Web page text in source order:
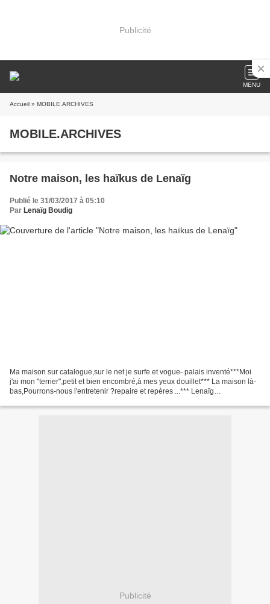
Publicité
MENU
Accueil » MOBILE.ARCHIVES
MOBILE.ARCHIVES
Notre maison, les haïkus de Lenaïg
Publié le 31/03/2017 à 05:10
Par Lenaïg Boudig
Ma maison sur catalogue,sur le net je surfe et vogue- palais inventé***Moi
j'ai mon "terrier",petit et bien encombré,à mes yeux douillet*** La maison là-
bas,Pourrons-nous l'entretenir ?repaire et repères ...*** Lenaïg
Publicité